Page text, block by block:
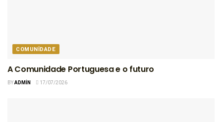
COMUNIDADE
A Comunidade Portuguesa e o futuro
BYADMIN 17/07/2026